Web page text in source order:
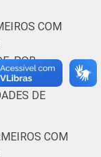
COM
POR
DE
COM